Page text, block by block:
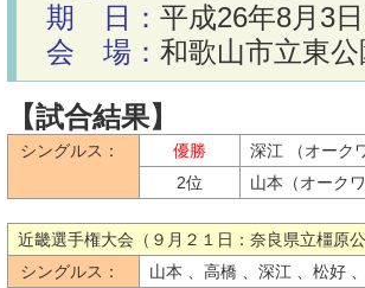
期 日： 平成26年8月3
会 場： 和歌山市立東
【試合結果】
シングルス： 優勝
深江 （オーク
2位
山本（オーク
近畿選手権大会（９月２１日：奈良県立橿原
シングルス：
山本 、高橋 、深江 、松好